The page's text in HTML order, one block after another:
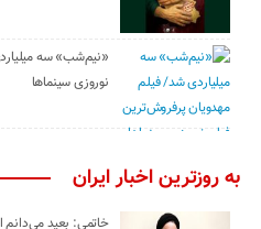
«نیم‌شب» سه
نوروزی سینماها
به روزترین اخبار ایران
خاتمی: بعید می‌دانم